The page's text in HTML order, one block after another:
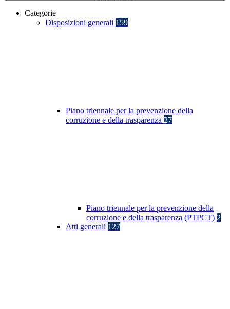
Categorie
Disposizioni generali 159
Piano triennale per la prevenzione della
corruzione e della trasparenza 27
Piano triennale per la prevenzione della
corruzione e della trasparenza (PTPCT) 2
Atti generali 127